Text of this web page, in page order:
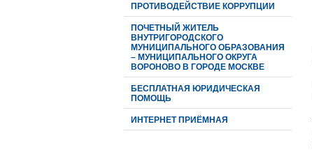
ПРОТИВОДЕЙСТВИЕ КОРРУПЦИИ
ПОЧЕТНЫЙ ЖИТЕЛЬ
ВНУТРИГОРОДСКОГО
МУНИЦИПАЛЬНОГО ОБРАЗОВАНИЯ
– МУНИЦИПАЛЬНОГО ОКРУГА
ВОРОНОВО В ГОРОДЕ МОСКВЕ
БЕСПЛАТНАЯ ЮРИДИЧЕСКАЯ
ПОМОЩЬ
ИНТЕРНЕТ ПРИЁМНАЯ